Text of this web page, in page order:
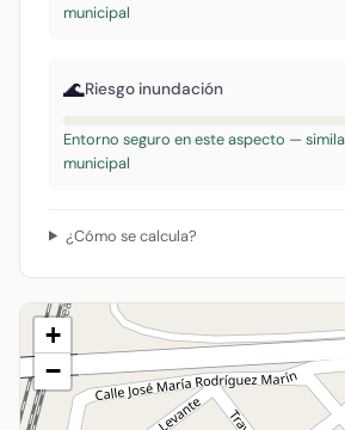
municipal
🌊Riesgo inundación
Entorno seguro en este aspecto —
municipal
¿Cómo se calcula?
+
−